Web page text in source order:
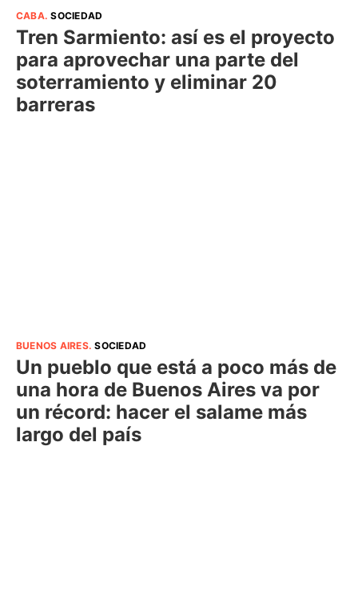
CABA.SOCIEDAD
Tren Sarmiento: así es el proyecto
para aprovechar una parte del
soterramiento y eliminar 20
barreras
BUENOS AIRES.SOCIEDAD
Un pueblo que está a poco más de
una hora de Buenos Aires va por
un récord: hacer el salame más
largo del país